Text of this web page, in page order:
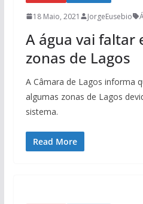
18 Maio, 2021 JorgeEusebio
A água vai faltar
zonas de Lagos
A Câmara de Lagos informa
algumas zonas de Lagos
sistema.
Read More